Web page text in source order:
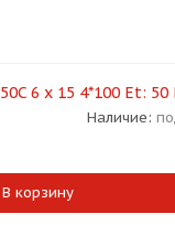
6 x 15 4*100 Et: 50
Наличие:
В корзину
Остались вопросы?
plait.ru